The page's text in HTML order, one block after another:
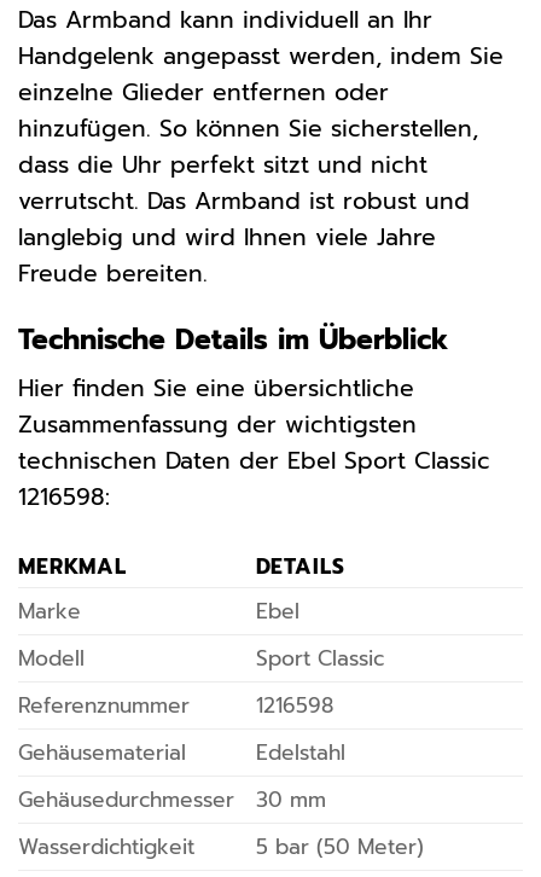
Das Armband kann individuell an Ihr
Handgelenk angepasst werden, indem Sie
einzelne Glieder entfernen oder
hinzufügen. So können Sie sicherstellen,
dass die Uhr perfekt sitzt und nicht
verrutscht. Das Armband ist robust und
langlebig und wird Ihnen viele Jahre
Freude bereiten.
Technische Details im Überblick
Hier finden Sie eine übersichtliche
Zusammenfassung der wichtigsten
technischen Daten der Ebel Sport Classic
1216598:
MERKMAL
DETAILS
Marke
Ebel
Modell
Sport Classic
Referenznummer
1216598
Gehäusematerial
Edelstahl
Gehäusedurchmesser
30 mm
Wasserdichtigkeit
5 bar (50 Meter)